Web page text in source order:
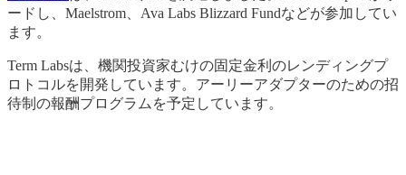
ードし、Maelstrom、Ava Labs Blizzard Fundなどが参加してい
ます。
Term Labsは、機関投資家むけの固定金利のレンディングプ
ロトコルを開発しています。アーリーアダプターのための招
待制の報酬プログラムを予定しています。